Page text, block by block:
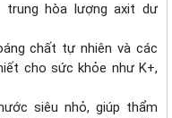
trung hòa lượng axit dư
chất tự nhiên và các
cho sức khỏe như K+,
siêu nhỏ, giúp thẩm